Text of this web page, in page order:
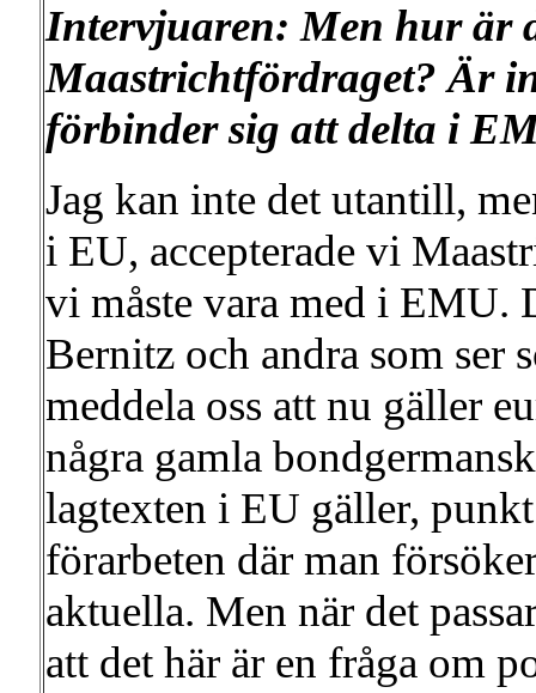
Intervjuaren: Men hur är
Maastrichtfördraget? Är
förbinder sig att delta i
Jag kan inte det utantill,
i EU, accepterade vi
vi måste vara med i EMU.
Bernitz och andra som ser
meddela oss att nu gäller
några gamla
lagtexten i EU gäller,
förarbeten där man
aktuella. Men när det
att det här är en fråga om